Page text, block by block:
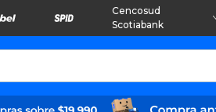
Cencosud
Scotiabank